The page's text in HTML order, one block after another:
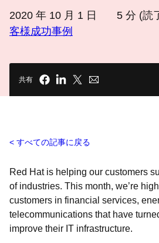
さ
2020 年 10 月 1 日 5 分 (読
客様成功事例
共有
すべての記事に戻る
Red Hat is helping our customers
of industries. This month, we’re
customers in financial services,
telecommunications that have
improve their IT infrastructure.